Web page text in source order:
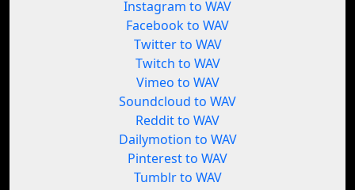
Instagram to WAV
Facebook to WAV
Twitter to WAV
Twitch to WAV
Vimeo to WAV
Soundcloud to WAV
Reddit to WAV
Dailymotion to WAV
Pinterest to WAV
Tumblr to WAV